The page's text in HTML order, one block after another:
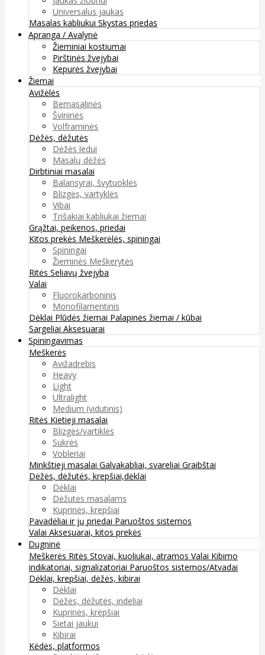
Universalus jaukas
Masalas kabliukui Skystas priedas
Apranga / Avalynė
Žieminiai kostiumai
Pirštinės žvejybai
Kepurės žvejybai
Žiemai
Avižėlės
Bemasalinės
Švininės
Volframinės
Dėžės, dėžutės
Dėžės ledui
Masalų dėžės
Dirbtiniai masalai
Balansyrai, švytuoklės
Blizgės, vartyklės
Vibai
Trišakiai kabliukai žiemai
Grąžtai, peikenos, priedai
Kitos prekės Meškerėlės, spiningai
Spiningai
Žieminės Meškerytės
Ritės Seliavų žvejyba
Valai
Fluorokarboninis
Monofilamentinis
Dėklai Plūdės žiemai Palapinės žiemai / kūbai
Sargeliai Aksesuarai
Spiningavimas
Meškerės
Avižadrebis
Heavy
Light
Ultralight
Medium (vidutinis)
Ritės Kietieji masalai
Blizgės/vartiklės
Sukrės
Vobleriai
Minkštieji masalai Galvakabliai, svareliai Graibštai
Dėžės, dėžutės, krepšiai,dėklai
Dėklai
Dėžutės masalams
Kuprinės, krepšiai
Pavadėliai ir jų priedai Paruoštos sistemos
Valai Aksesuarai, kitos prekės
Dugninė
Meškerės Ritės Stovai, kuoliukai, atramos Valai Kibimo
indikatoriai, signalizatoriai Paruoštos sistemos/Atvadai
Dėklai, krepšiai, dėžės, kibirai
Dėklai
Dėžės, dėžutės, indeliai
Kuprinės, krepšiai
Sietai jaukui
Kibirai
Kėdės, platformos